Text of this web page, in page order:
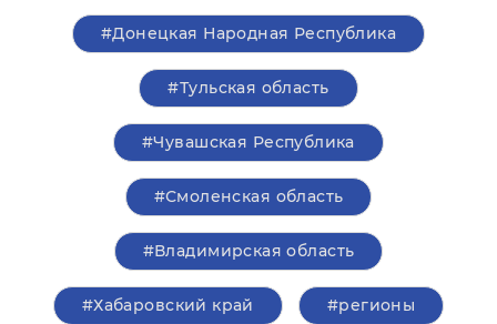
#Донецкая Народная Республика
#Тульская область
#Чувашская Республика
#Смоленская область
#Владимирская область
#Хабаровский край #регионы